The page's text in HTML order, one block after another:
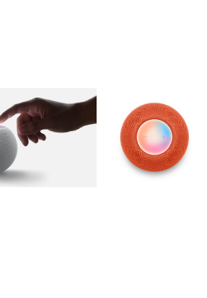
图库 图像 图库 图像